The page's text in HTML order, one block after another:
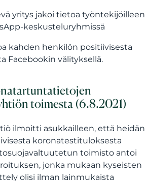
yritys jakoi tietoa työntekijöilleen
keskusteluryhmissä
kahden henkilön positiivisesta
Facebookin välityksellä.
toimesta (6.8.2021)
ilmoitti asukkailleen, että heidän
koronatestituloksesta
toimisto antoi
jonka mukaan kyseisten
olisi ilman lainmukaista